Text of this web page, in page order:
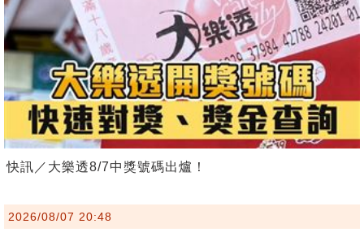
快訊／大樂透8/7中獎號碼出爐！
2026/08/07 20:48